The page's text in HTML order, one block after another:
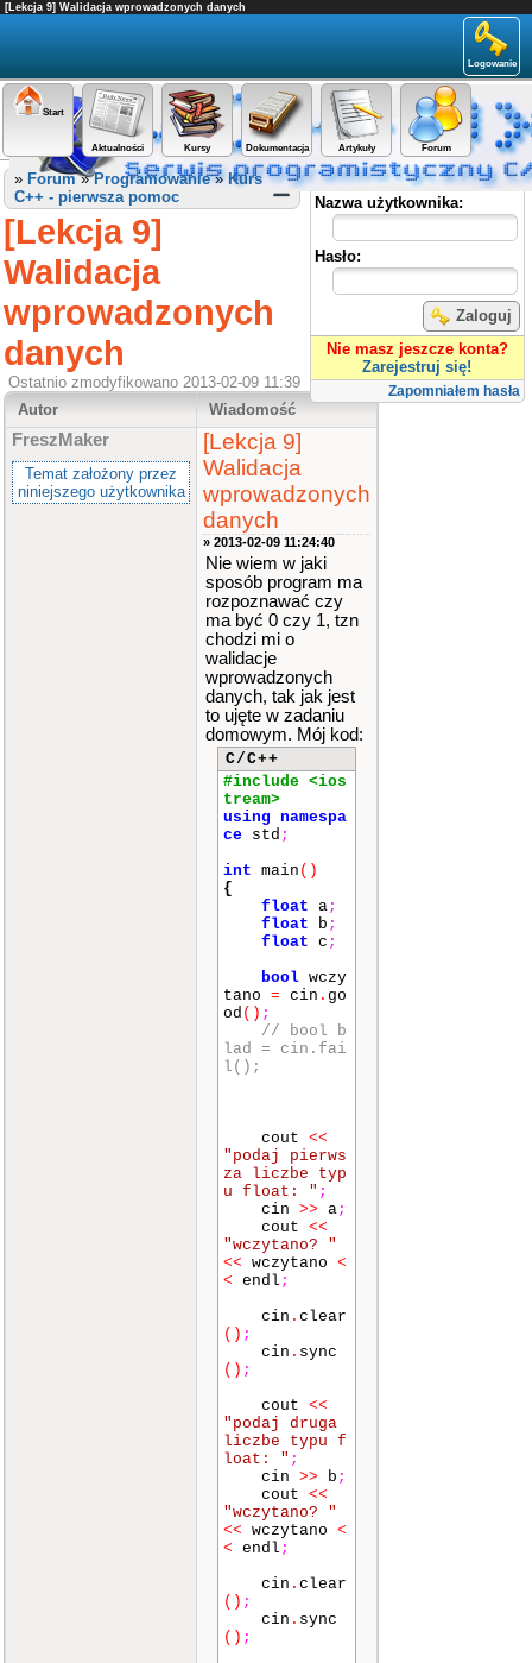
[Lekcja 9] Walidacja wprowadzonych danych
Logowanie
Start
Aktualności Kursy Dokumentacja Artykuły Forum
Panel użytkownika
Nazwa użytkownika:
Hasło:
Zaloguj
Nie masz jeszcze konta?
Zarejestruj się!
Zapomniałem hasła
» Forum»Programowanie» Kurs
C++ - pierwsza pomoc
[Lekcja 9]
Walidacja
wprowadzonych
danych
Ostatnio zmodyfikowano 2013-02-09 11:39
Autor
Wiadomość
FreszMaker
Temat założony przez
niniejszego użytkownika
[Lekcja 9]
Walidacja
wprowadzonych
danych
» 2013-02-09 11:24:40
Nie wiem w jaki
sposób program ma
rozpoznawać czy
ma być 0 czy 1, tzn
chodzi mi o
walidacje
wprowadzonych
danych, tak jak jest
to ujęte w zadaniu
domowym. Mój kod:
C/C++
#include <ios
tream>
using namespa
ce std ;
int main ()
{
float a;
float b ;
float c ;
bool wczy
tano = cin . go
od () ;
// bool b
lad = cin.fai
l();
cout <<
"podaj pierws
za liczbe typ
u float: " ;
cin >> a;
cout <<
"wczytano? "
<< wczytano <
< endl ;
cin . clear
() ;
cin . sync
() ;
cout <<
"podaj druga
liczbe typu f
loat: " ;
cin >> b ;
cout <<
"wczytano? "
<< wczytano <
< endl ;
cin . clear
() ;
cin . sync
() ;